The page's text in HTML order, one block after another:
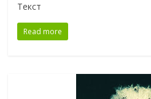
Текст
Read more